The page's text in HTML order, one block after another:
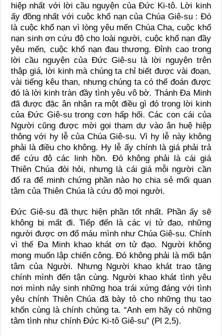
hiệp nhất với lời cầu nguyện của Đức Ki-tô. Lời kinh
ấy đồng nhất với cuộc khổ nạn của Chúa Giê-su : Đó
là cuộc khổ nạn vì lòng yêu mến Chúa Cha, cuộc khổ
nạn sinh ơn cứu độ cho loài người, cuộc khổ nạn đầy
yêu mến, cuộc khổ nạn đau thương. Đỉnh cao trong
lời cầu nguyện của Đức Giê-su là lời nguyện trên
thập giá, lời kinh mà chúng ta chỉ biết được vài đoạn,
vài tiếng kêu than, nhưng chúng ta có thể đoán được
đó là lời kinh tràn đầy tình yêu vô bờ. Thánh Đa Minh
đã được đặc ân nhận ra một điều gì đó trong lời kinh
của Đức Giê-su trong cơn hấp hối. Các con cái của
Người cũng được mời gọi tham dự vào ân huệ hiệp
thông với hy lễ của Chúa Giê-su. Vì hy lễ này không
phải là điều cho không. Hy lễ ấy chính là giá phải trả
để cứu độ các linh hồn. Đó không phải là cái giá
Thiên Chúa đòi hỏi, nhưng là cái giá mỗi người cần
đổ ra để minh chứng phần nào họ chia sẻ mối quan
tâm của Thiên Chúa là cứu độ mọi người.
Đức Giê-su đã thực hiện phần tốt nhất. Phần ấy sẽ
không bị mất đi. Tiếp đến là các vị tử đạo, những
người được ơn đổ máu mình như Chúa Giê-su. Chính
vì thế Đa Minh khao khát ơn tử đạo. Người không
mong muốn lập chiến công. Đó không phải là mối bận
tâm của Người. Nhưng Người khao khát trao tặng
chính mình đến tận cùng. Người khao khát tình yêu
nơi mình nảy sinh những hoa trái xứng đáng với tình
yêu chính Thiên Chúa đã bày tỏ cho những thụ tạo
khốn cùng là chính chúng ta. “Anh em hãy có những
tâm tình như chính Đức Ki-tô Giê-su” (Pl 2,5).